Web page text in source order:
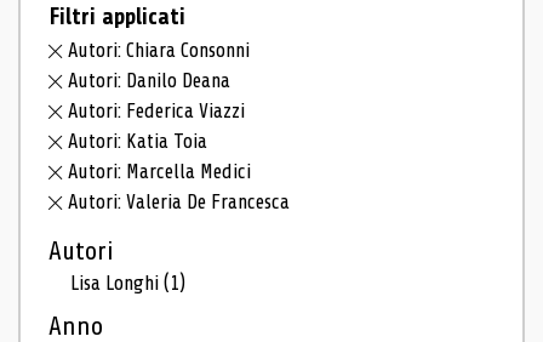
Filtri applicati
Autori: Chiara Consonni
Autori: Danilo Deana
Autori: Federica Viazzi
Autori: Katia Toia
Autori: Marcella Medici
Autori: Valeria De Francesca
Autori
Lisa Longhi(1)
Anno